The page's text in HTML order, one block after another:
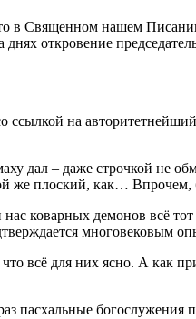
в Священном нашем
откровение
ссылкой на
дал – даже строчкой не
же плоский, как…
коварных демонов всё
многовековым
для них ясно. А как
пасхальные